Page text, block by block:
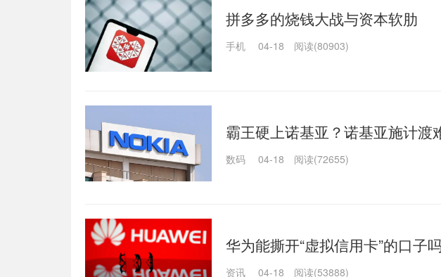
拼多多的烧钱大战与资本软肋
手机 04-18 阅读(80903)
霸王硬上诺基亚？诺基亚施计渡
数码 04-18 阅读(72655)
华为能撕开“虚拟信用卡”的口子
资讯 04-18 阅读(53888)